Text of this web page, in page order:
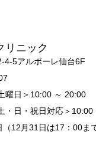
リニック
4-5アルボーレ仙台6F
曜日＞10:00 ～ 20:00
・日・祝日対応＞10:00
12月31日は17：00ま